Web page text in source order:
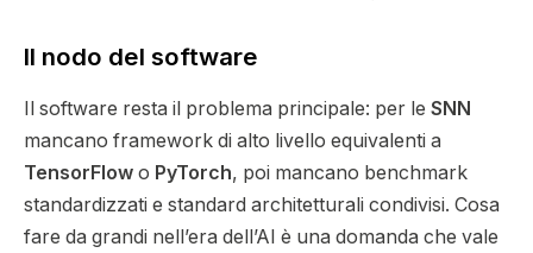
Il nodo del software
Il software resta il problema principale: per le SNN
mancano framework di alto livello equivalenti a
TensorFlow o PyTorch, poi mancano benchmark
standardizzati e standard architetturali condivisi. Cosa
fare da grandi nell’era dell’AI è una domanda che vale